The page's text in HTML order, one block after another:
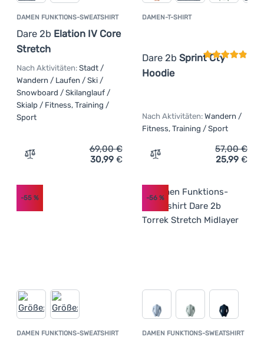
DAMEN FUNKTIONS-SWEATSHIRT
Dare 2b Elation IV Core
Stretch
Nach Aktivitäten: Stadt /
Wandern / Laufen / Ski /
Snowboard / Skilanglauf /
Skialp / Fitness, Training /
Sport
Zum Vergleich 'Damen Funktions-Sweatshirt Dare 2b
69,00€
30,99 €
DAMEN-T-SHIRT
Dare 2b Sprint Cty
Hoodie
Nach Aktivitäten: Wandern /
Fitness, Training / Sport
Zum Vergleich 'Damen-
57,00€
25,99 €
DAMEN FUNKTIONS-SWEATSHIRT
Kundenbewertung
-55 %
DAMEN FUNKTIONS-SWEATSHIRT
-56%